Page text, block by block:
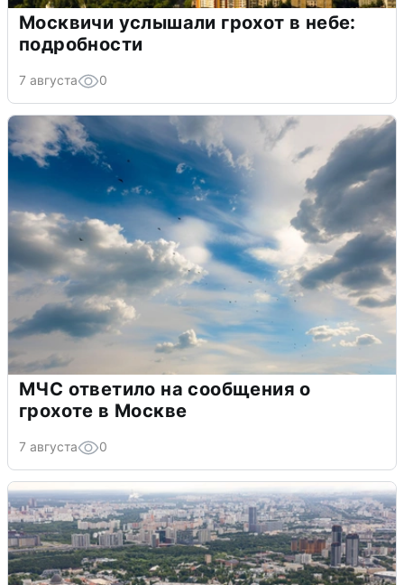
Москвичи услышали грохот в небе:
подробности
7 августа 0
МЧС ответило на сообщения о
грохоте в Москве
7 августа 0